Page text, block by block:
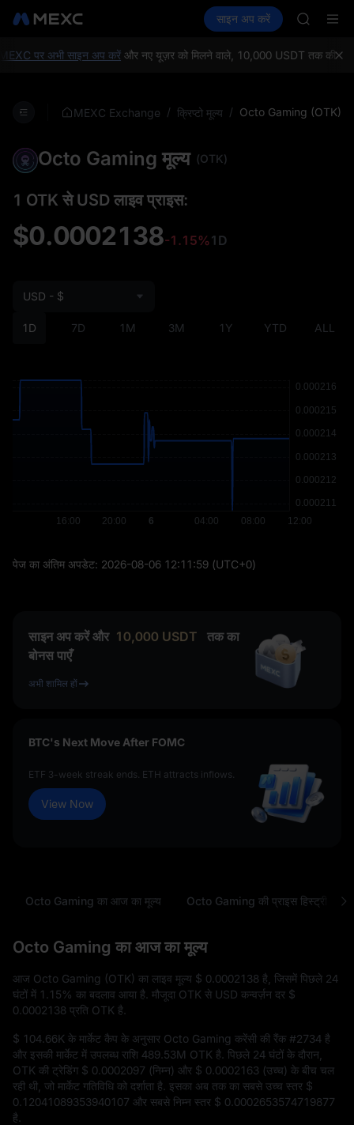
स्पॉट फ़्यूचर्स PLTR कमाएँ
साइन अप करें
SPCX
NVDA
BLESS
पर अभी साइन अप करेंऔर नए यूज़र को मिलने वाले, 10,000 USDT तक की
MEXC Exchange / क्रिप्टो मूल्य / Octo Gaming (OTK)
Octo Gaming मूल्य (OTK)
1 OTK से USD लाइव प्राइस:
$0.0002138-1.15%1D
1D 7D 1M 3M 1Y YTD ALL
USD - $
पेज का अंतिम अपडेट: 2026-08-06 12:11:59 (UTC+0)
साइन अप करें और 10,000 USDT
तक का
बोनस पाएँ
अभी शामिल हों
BTC's Next Move After FOMC
ETF 3-week streak ends. ETH attracts inflows.
View Now
Octo Gaming का आज का मूल्य Octo Gaming की प्राइस हिस्ट्री
Octo Gaming का आज का मूल्य
आज Octo Gaming (OTK) का लाइव मूल्य $ 0.0002138 है, जिसमें पिछले 24
घंटों में 1.15% का बदलाव आया है. मौजूदा OTK से USD कन्वर्ज़न दर $
0.0002138 प्रति OTK है.
$ 104.66K के मार्केट कैप के अनुसार Octo Gaming करेंसी की रैंक #2734 है
और इसकी मार्केट में उपलब्ध राशि 489.53M OTK है. पिछले 24 घंटों के दौरान,
OTK की ट्रेडिंग $ 0.0002097 (निम्न) और $ 0.0002163 (उच्च) के बीच चल
रही थी, जो मार्केट गतिविधि को दर्शाता है. इसका अब तक का सबसे उच्च स्तर $
0.12041089353940107 और सबसे निम्न स्तर $ 0.0002653574719877
है.